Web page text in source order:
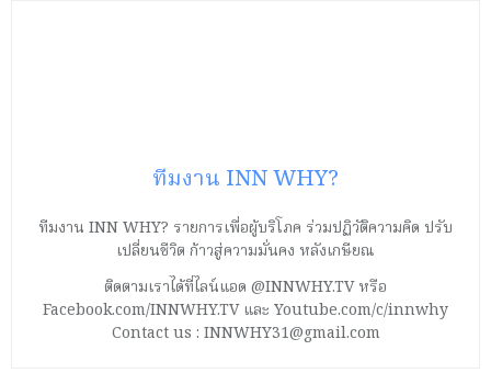
ทีมงาน INN WHY?
ทีมงาน INN WHY? รายการเพื่อผู้บริโภค ร่วมปฏิวัติความคิด ปรับ
เปลี่ยนชีวิต ก้าวสู่ความมั่นคง หลังเกษียณ
ติดตามเราได้ที่ไลน์แอด @INNWHY.TV หรือ
Facebook.com/INNWHY.TV และ Youtube.com/c/innwhy
Contact us : INNWHY31@gmail.com